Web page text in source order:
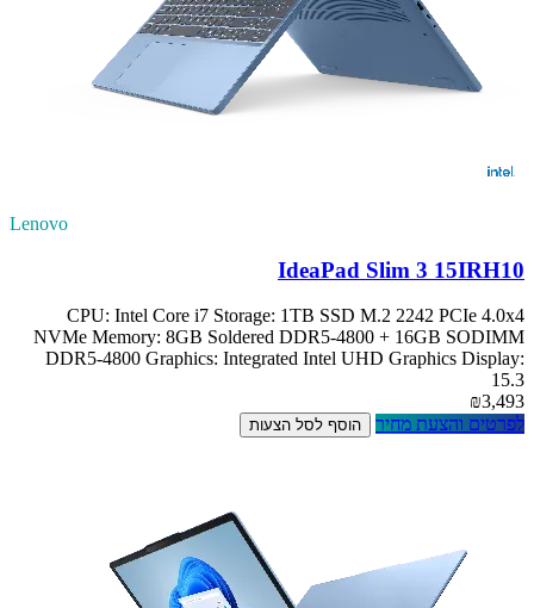
Lenovo
IdeaPad Slim 3 15IRH10
CPU: Intel Core i7 Storage: 1TB SSD M.2 2242 PCIe 4.0x4
NVMe Memory: 8GB Soldered DDR5-4800 + 16GB SODIMM
DDR5-4800 Graphics: Integrated Intel UHD Graphics Display:
15.3
₪3,493
לפרטים והצעת מחיר
הוסף לסל הצעות